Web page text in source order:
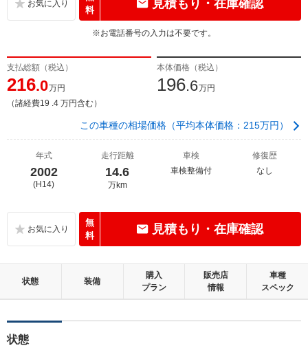
料
見積もり・在庫確認
※お電話番号の入力は不要です。
支払総額（税込）
216.0万円
（諸経費19 .4 万円含む）
本体価格（税込）
196.6万円
この車種の相場価格（平均本体価格：215万円）
年式
2002
(H14)
走行距離
14.6
万km
車検
車検整備付
修復歴
なし
無
料
見積もり・在庫確認
状態 装備
購入
プラン
販売店
情報
車種
スペック
状態